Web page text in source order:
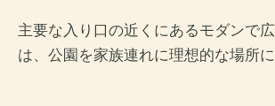
主要な入り口の近くにあるモダンで
は、公園を家族連れに理想的な場所に